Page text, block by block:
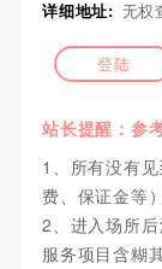
详细地址: 无权
登陆
站长提醒：参
1、所有没有
费、保证金等
2、进入场所
服务项目含糊